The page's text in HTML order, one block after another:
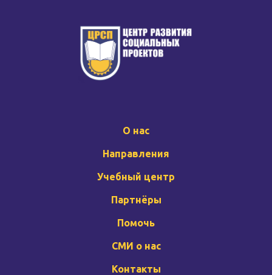
О нас
Направления
Учебный центр
Партнёры
Помочь
СМИ о нас
Контакты